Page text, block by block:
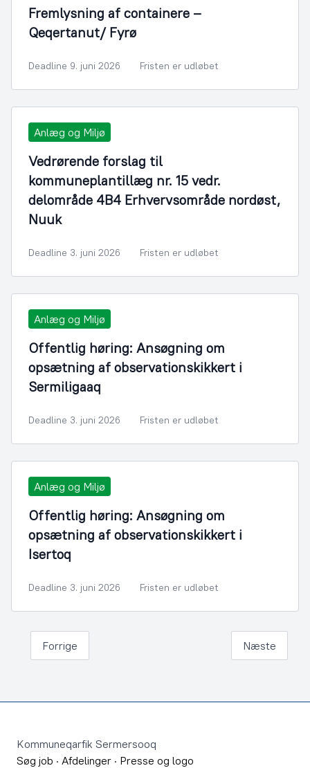
Fremlysning af containere –
Qeqertanut/ Fyrø
Deadline 9. juni 2026 Fristen er udløbet
Anlæg og Miljø
Vedrørende forslag til
kommuneplantillæg nr. 15 vedr.
delområde 4B4 Erhvervsområde nordøst,
Nuuk
Deadline 3. juni 2026 Fristen er udløbet
Anlæg og Miljø
Offentlig høring: Ansøgning om
opsætning af observationskikkert i
Sermiligaaq
Deadline 3. juni 2026 Fristen er udløbet
Anlæg og Miljø
Offentlig høring: Ansøgning om
opsætning af observationskikkert i
Isertoq
Deadline 3. juni 2026 Fristen er udløbet
Forrige Næste
Kommuneqarfik Sermersooq
Søg job · Afdelinger · Presse og logo